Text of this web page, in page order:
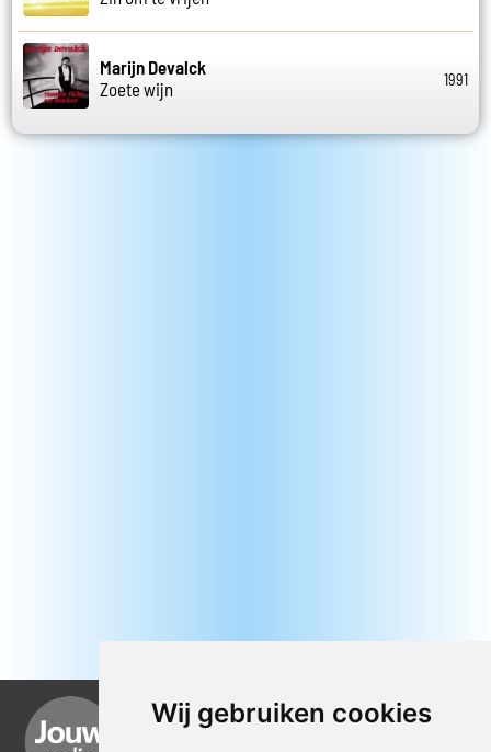
Wij gebruiken cookies
Marijn Devalck
Zoete wijn
1991